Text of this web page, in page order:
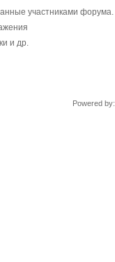
участниками форума.
и др.
Powered by: